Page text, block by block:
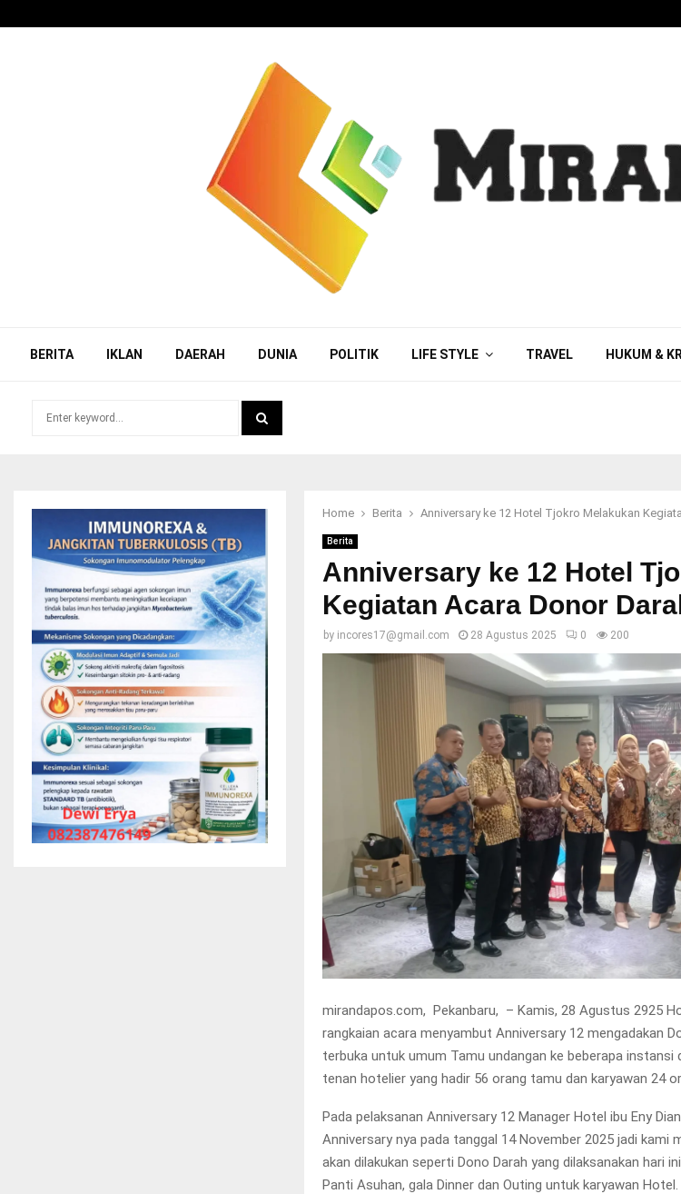
BERITA IKLAN DAERAH DUNIA POLITIK LIFE STYLE TRAVEL HUKUM &
Home Berita Anniversary ke 12 Hotel Tjokro Melakukan
Berita
Anniversary ke 12 Hotel
Kegiatan Acara Donor
by incores17@gmail.com 28 Agustus 2025 0 200
mirandapos.com, Pekanbaru, – Kamis, 28 Agustus 2925
rangkaian acara menyambut Anniversary 12 mengadakan
terbuka untuk umum Tamu undangan ke beberapa
tenan hotelier yang hadir 56 orang tamu dan karyawan 24
Pada pelaksanan Anniversary 12 Manager Hotel ibu Eny
Anniversary nya pada tanggal 14 November 2025 jadi kami
akan dilakukan seperti Dono Darah yang dilaksanakan hari
Panti Asuhan, gala Dinner dan Outing untuk karyawan Hotel.